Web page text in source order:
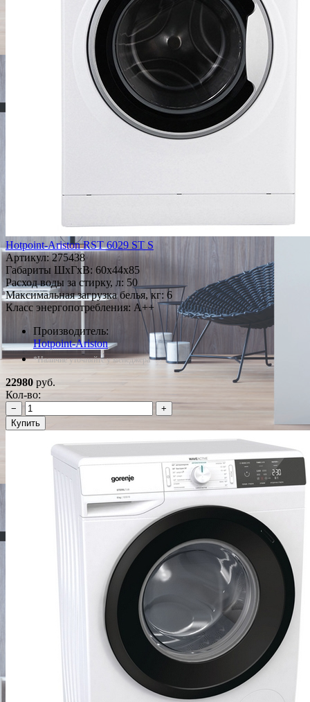
Hotpoint-Ariston RST 6029 ST S
Артикул:275438
Габариты ШxГxВ: 60x44x85
Расход воды за стирку, л: 50
Максимальная загрузка белья, кг: 6
Класс энергопотребления: A++
Производитель:
Hotpoint-Ariston
*Наличие уточняйте у менеджера
22980 руб.
Кол-во:
−
+
Купить